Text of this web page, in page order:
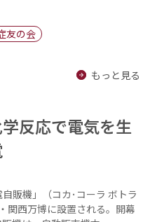
友の会
もっと見る
反応で電気を生
販機」（コカ･コーラ ボトラ
関西万博に設置される。開幕